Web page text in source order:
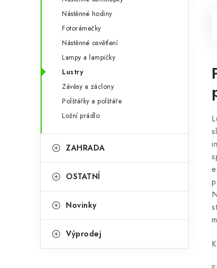
Nástěnné hodiny
Fotorámečky
Nástěnné osvětlení
Lampy a lampičky
Lustry
Závěsy a záclony
Polštářky a polštáře
Ložní prádlo
ZAHRADA
OSTATNÍ
Novinky
Výprodej